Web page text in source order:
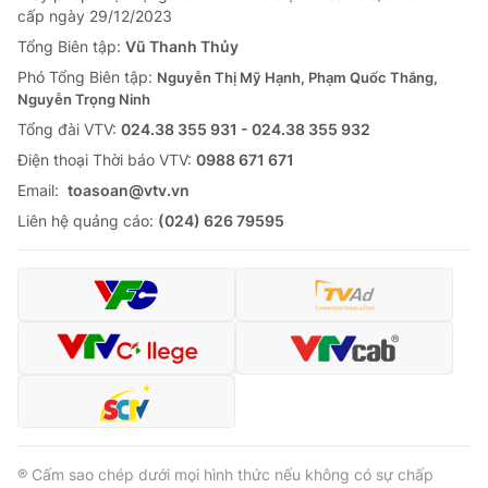
Sản phẩm
Thị trường
Tư vấn
Lịch phát sóng
Chuyên mục khác
Emagazine
Shorts video
cấp ngày 29/12/2023
Tổng Biên tập: Vũ Thanh Thủy
Phó Tổng Biên tập: Nguyễn Thị Mỹ Hạnh, Phạm Quốc Thắng,
Nguyễn Trọng Ninh
Tổng đài VTV: 024.38 355 931 - 024.38 355 932
Ðiện thoại Thời báo VTV: 0988 671 671
Email: toasoan@vtv.vn
Liên hệ quảng cáo: (024) 626 79595
® Cấm sao chép dưới mọi hình thức nếu không có sự chấp